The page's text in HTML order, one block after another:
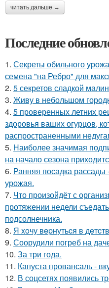
читать дальше →
Последние
1. Секреты обильного
семена "на Ребро" для
2. 5 секретов сладкой
3. Живу в небольшом
4. 5 проверенных летних
здоровья ваших огурцов,
распространенными
5. Наиболее значимая
на начало сезона
6. Ранняя посадка рассады
урожая.
7. Что произойдёт с
протяжении недели
подсолнечника.
8. Я xoчу вepнутьcя в
9. Соорудили погреб на
10. За три года.
11. Капуста провансаль -
12. В соцсетях появились